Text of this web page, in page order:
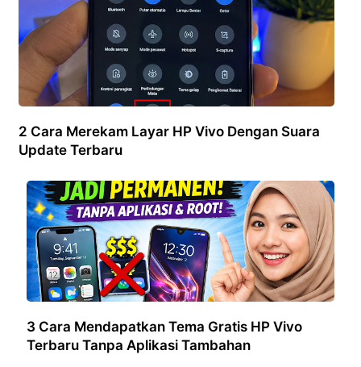
2 Cara Merekam Layar HP Vivo Dengan Suara
Update Terbaru
3 Cara Mendapatkan Tema Gratis HP Vivo
Terbaru Tanpa Aplikasi Tambahan